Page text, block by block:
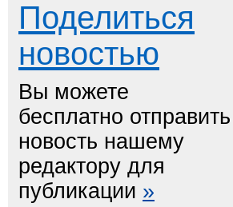
Поделиться
новостью
Вы можете
бесплатно отправить
новость нашему
редактору для
публикации »